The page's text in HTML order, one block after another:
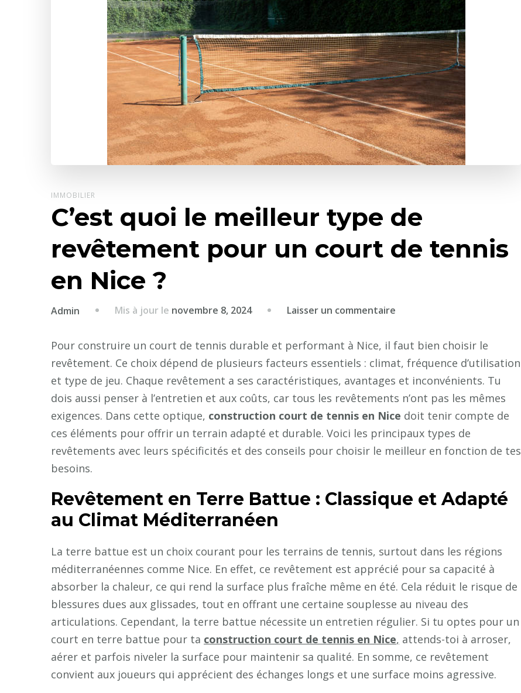
IMMOBILIER
C’est quoi le meilleur type de
revêtement pour un court de tennis
en Nice ?
Admin Mis à jour le novembre 8, 2024 Laisser un commentaire
quoi
le
meilleur
type
de
revêtement
pour
un
tennis
?
Pour construire un court de tennis durable et performant à Nice, il faut bien choisir le
revêtement. Ce choix dépend de plusieurs facteurs essentiels : climat, fréquence d’utilisation
et type de jeu. Chaque revêtement a ses caractéristiques, avantages et inconvénients. Tu
dois aussi penser à l’entretien et aux coûts, car tous les revêtements n’ont pas les mêmes
exigences. Dans cette optique, construction court de tennis en Nice doit tenir compte de
ces éléments pour offrir un terrain adapté et durable. Voici les principaux types de
revêtements avec leurs spécificités et des conseils pour choisir le meilleur en fonction de tes
besoins.
Revêtement en Terre Battue : Classique et Adapté
au Climat Méditerranéen
La terre battue est un choix courant pour les terrains de tennis, surtout dans les régions
méditerranéennes comme Nice. En effet, ce revêtement est apprécié pour sa capacité à
absorber la chaleur, ce qui rend la surface plus fraîche même en été. Cela réduit le risque de
blessures dues aux glissades, tout en offrant une certaine souplesse au niveau des
articulations. Cependant, la terre battue nécessite un entretien régulier. Si tu optes pour un
court en terre battue pour ta construction court de tennis en Nice, attends-toi à arroser,
aérer et parfois niveler la surface pour maintenir sa qualité. En somme, ce revêtement
convient aux joueurs qui apprécient des échanges longs et une surface moins agressive.